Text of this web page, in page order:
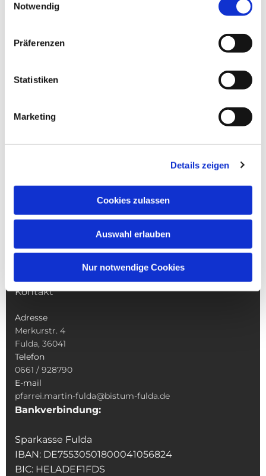
Notwendig
Präferenzen
Statistiken
Marketing
Details zeigen
Cookies zulassen
Auswahl erlauben
Nur notwendige Cookies
Pfarrei St. Martin
Wallfahrten
Veranstaltungen & Angebote
Kindertagesstätte St. Andreas
Kontakt
Adresse
Merkurstr. 4
Fulda, 36041
Telefon
0661 / 928790
E-mail
pfarrei.martin-fulda@bistum-fulda.de
Bankverbindung:
Sparkasse Fulda
IBAN: DE75530501800041056824
BIC: HELADEF1FDS